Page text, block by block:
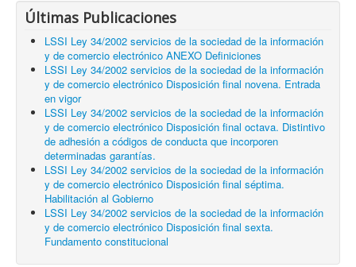
Últimas Publicaciones
LSSI Ley 34/2002 servicios de la sociedad de la información
y de comercio electrónico ANEXO Definiciones
LSSI Ley 34/2002 servicios de la sociedad de la información
y de comercio electrónico Disposición final novena. Entrada
en vigor
LSSI Ley 34/2002 servicios de la sociedad de la información
y de comercio electrónico Disposición final octava. Distintivo
de adhesión a códigos de conducta que incorporen
determinadas garantías.
LSSI Ley 34/2002 servicios de la sociedad de la información
y de comercio electrónico Disposición final séptima.
Habilitación al Gobierno
LSSI Ley 34/2002 servicios de la sociedad de la información
y de comercio electrónico Disposición final sexta.
Fundamento constitucional